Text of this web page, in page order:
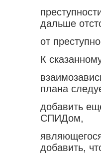
дальше
от
К
плана
добавить
СПИДом,
добавить,